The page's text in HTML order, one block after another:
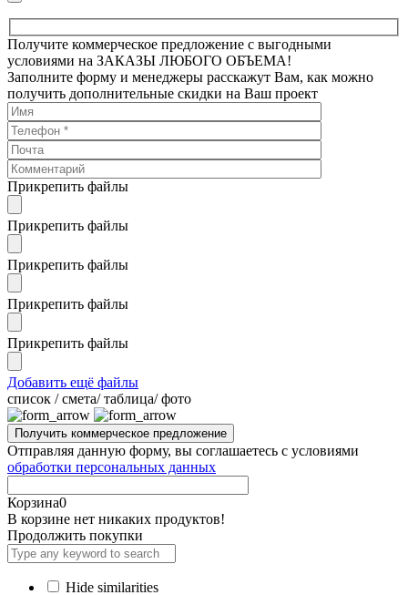
Получите коммерческое предложение с выгодными
условиями на ЗАКАЗЫ ЛЮБОГО ОБЪЕМА!
Заполните форму и менеджеры расскажут Вам, как можно
получить дополнительные скидки на Ваш проект
Прикрепить файлы
Прикрепить файлы
Прикрепить файлы
Прикрепить файлы
Прикрепить файлы
Добавить ещё файлы
cписок / смета/ таблица/ фото
Отправляя данную форму, вы соглашаетесь с условиями
обработки персональных данных
Корзина0
В корзине нет никаких продуктов!
Продолжить покупки
Hide similarities